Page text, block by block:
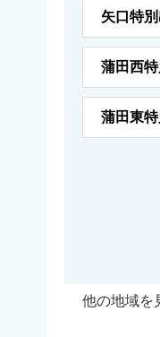
矢口特
蒲田西
蒲田東
他の地域を